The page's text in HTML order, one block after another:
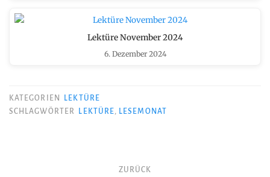
Lektüre November 2024
6. Dezember 2024
KATEGORIEN
LEKTÜRE
SCHLAGWÖRTER
LEKTÜRE, LESEMONAT
Beitragsnavigation
ZURÜCK